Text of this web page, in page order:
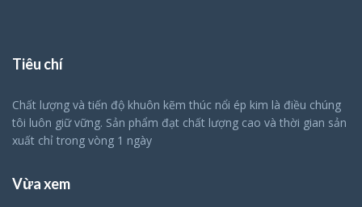
Tiêu chí
Chất lượng và tiến độ khuôn kẽm thúc nổi ép kim là điều chúng
tôi luôn giữ vững. Sản phẩm đạt chất lượng cao và thời gian sản
xuất chỉ trong vòng 1 ngày
Vừa xem